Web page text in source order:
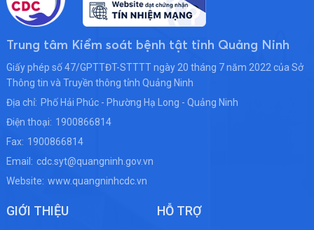
Trung tâm Kiểm soát bệnh tật tỉnh Quảng Ninh
Giấy phép số 47/GPTTĐT-STTTT ngày 20 tháng 7 năm 2022 của Sở
Thông tin và Truyền thông tỉnh Quảng Ninh
Địa chỉ: Phố Hải Phúc - Phường Hạ Long - Quảng Ninh
Điện thoại: 1900866814
Fax: 1900866814
Email: cdc.syt@quangninh.gov.vn
Website: www.quangninhcdc.vn
GIỚI THIỆU HỖ TRỢ